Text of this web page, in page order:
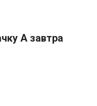
А завтра